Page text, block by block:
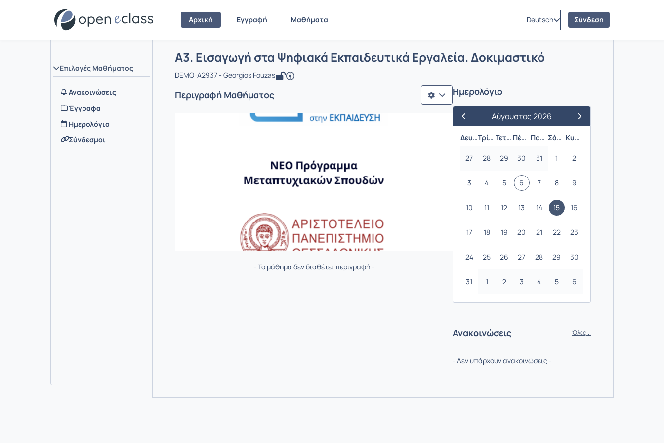
Αρχική Εγγραφή Μαθήματα Deutsch Σύνδεση
Επιλογές Μαθήματος
Ανακοινώσεις
Έγγραφα
Ημερολόγιο
Σύνδεσμοι
Αρχική Σελίδα
Μάθημα : A3. Εισαγωγή στα Ψηφιακά Εκπαιδευτικά Εργαλεία. Δοκιμαστικό
A3. Εισαγωγή στα Ψηφιακά Εκπαιδευτικά Εργαλεία. Δοκιμαστικό
DEMO-A2937 - Georgios Fouzas
Περιγραφή Μαθήματος
- Το μάθημα δεν διαθέτει περιγραφή -
Ημερολόγιο
Προηγούμενος Μήνας
Αύγουστος 2026
Επόμενος Μήνας
Δευτέρα
Τρίτη Τετάρτη Πέμπτη Παρασκευή Σάββατο Κυριακή
27 28 29 30 31 1 2
3 4 5 6 7 8 9
10 11 12 13 14 15 16
17 18 19 20 21 22 23
24 25 26 27 28 29 30
31 1 2 3 4 5 6
Ανακοινώσεις Όλες...
- Δεν υπάρχουν ανακοινώσεις -